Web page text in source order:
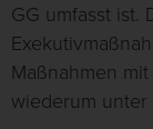
GG umfasst ist.
Maßnahmen
wiederum